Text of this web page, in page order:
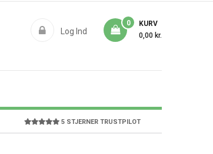
Log Ind
KURV
0
0,00 kr.
5 STJERNER TRUSTPILOT